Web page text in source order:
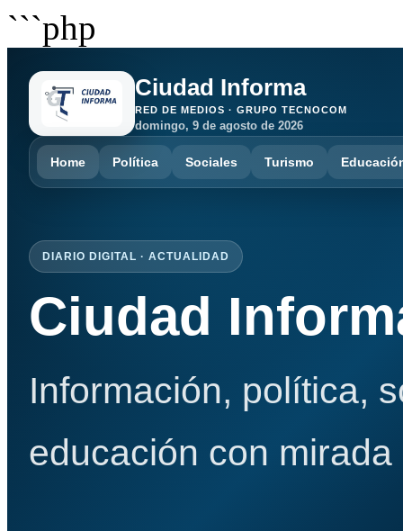
```php
Ciudad Informa
RED DE MEDIOS · GRUPO TECNOCOM
domingo, 9 de agosto de 2026
Home Política Sociales Turismo
DIARIO DIGITAL · ACTUALIDAD
Ciudad
Información, política,
educación con